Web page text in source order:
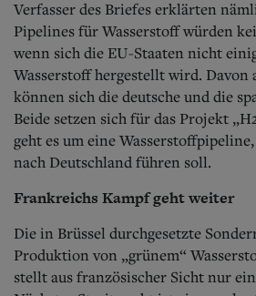
Verfasser des Briefes erklärten
Pipelines für Wasserstoff würden
wenn sich die EU-Staaten nicht
Wasserstoff hergestellt wird. Davon
können sich die deutsche und die
Beide setzen sich für das Projekt
geht es um eine
nach Deutschland führen soll.
Frankreichs Kampf geht weiter
Die in Brüssel durchgesetzte
Produktion von „grünem“
stellt aus französischer Sicht nur